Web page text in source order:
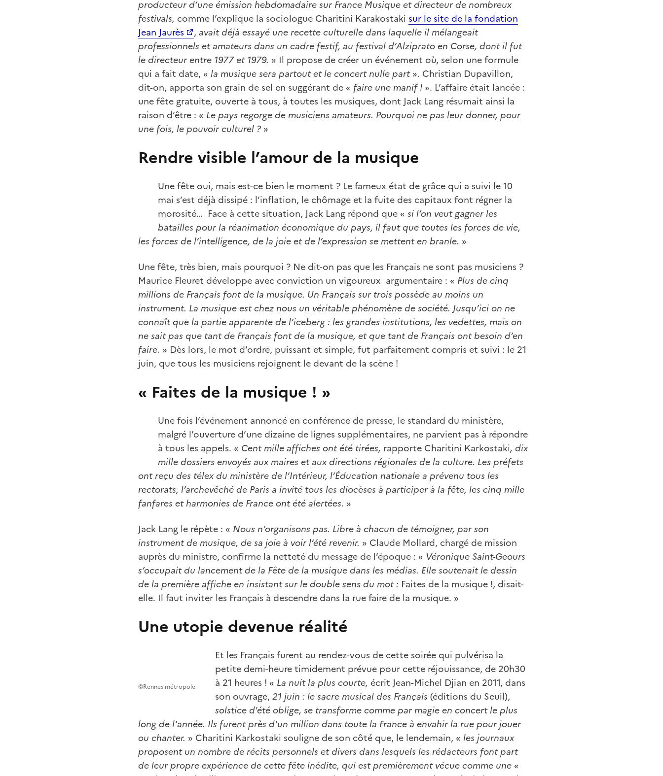
producteur d’une émission hebdomadaire sur France Musique et directeur de nombreux
festivals, comme l’explique la sociologue Charitini Karakostaki sur le site de la fondation
Jean Jaurès
, avait déjà essayé une recette culturelle dans laquelle il mélangeait
professionnels et amateurs dans un cadre festif, au festival d’Alziprato en Corse, dont il fut
le directeur entre 1977 et 1979. » Il propose de créer un événement où, selon une formule
qui a fait date, « la musique sera partout et le concert nulle part». Christian Dupavillon,
dit-on, apporta son grain de sel en suggérant de « faire une manif ! ». L’affaire était lancée :
une fête gratuite, ouverte à tous, à toutes les musiques, dont Jack Lang résumait ainsi la
raison d’être : « Le pays regorge de musiciens amateurs. Pourquoi ne pas leur donner, pour
une fois, le pouvoir culturel ?»
Rendre visible l’amour de la musique
Une fête oui, mais est-ce bien le moment ? Le fameux état de grâce qui a suivi le 10
mai s’est déjà dissipé : l’inflation, le chômage et la fuite des capitaux font régner la
morosité… Face à cette situation, Jack Lang répond que « si l’on veut gagner les
batailles pour la réanimation économique du pays, il faut que toutes les forces de vie,
les forces de l’intelligence, de la joie et de l’expression se mettent en branle. »
Une fête, très bien, mais pourquoi ? Ne dit-on pas que les Français ne sont pas musiciens ?
Maurice Fleuret développe avec conviction un vigoureux argumentaire : « Plus de cinq
millions de Français font de la musique. Un Français sur trois possède au moins un
instrument. La musique est chez nous un véritable phénomène de société. Jusqu’ici on ne
connaît que la partie apparente de l’iceberg : les grandes institutions, les vedettes, mais on
ne sait pas que tant de Français font de la musique, et que tant de Français ont besoin d’en
faire. » Dès lors, le mot d’ordre, puissant et simple, fut parfaitement compris et suivi : le 21
juin, que tous les musiciens rejoignent le devant de la scène !
« Faites de la musique ! »
Une fois l’événement annoncé en conférence de presse, le standard du ministère,
malgré l’ouverture d’une dizaine de lignes supplémentaires, ne parvient pas à répondre
à tous les appels. « Cent mille affiches ont été tirées, rapporte Charitini Karkostaki, dix
mille dossiers envoyés aux maires et aux directions régionales de la culture. Les préfets
ont reçu des télex du ministère de l’Intérieur, l’Éducation nationale a prévenu tous les
rectorats, l’archevêché de Paris a invité tous les diocèses à participer à la fête, les cinq mille
fanfares et harmonies de France ont été alertées. »
Jack Lang le répète : « Nous n’organisons pas. Libre à chacun de témoigner, par son
instrument de musique, de sa joie à voir l’été revenir. » Claude Mollard, chargé de mission
auprès du ministre, confirme la netteté du message de l’époque : « Véronique Saint-Geours
s’occupait du lancement de la Fête de la musique dans les médias. Elle soutenait le dessin
de la première affiche en insistant sur le double sens du mot : Faites de la musique !, disait-
elle. Il faut inviter les Français à descendre dans la rue faire de la musique. »
Une utopie devenue réalité
©Rennes métropole
Et les Français furent au rendez-vous de cette soirée qui pulvérisa la
petite demi-heure timidement prévue pour cette réjouissance, de 20h30
à 21 heures ! « La nuit la plus courte, écrit Jean-Michel Djian en 2011, dans
son ouvrage, 21 juin : le sacre musical des Français(éditions du Seuil),
solstice d'été oblige, se transforme comme par magie en concert le plus
long de l'année. Ils furent près d'un million dans toute la France à envahir la rue pour jouer
ou chanter. » Charitini Karkostaki souligne de son côté que, le lendemain, « les journaux
proposent un nombre de récits personnels et divers dans lesquels les rédacteurs font part
de leur propre expérience de cette fête inédite, qui est premièrement vécue comme une «